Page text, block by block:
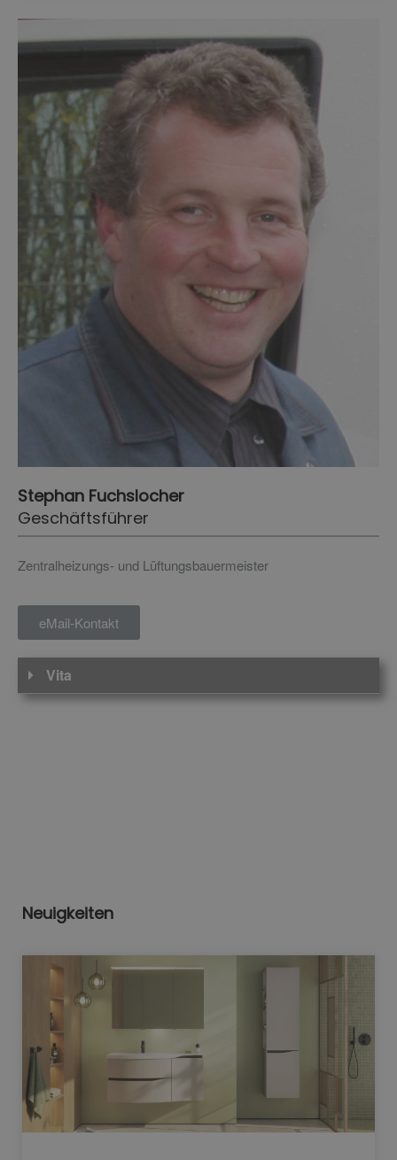
Stephan Fuchslocher
Geschäftsführer
Zentralheizungs- und Lüftungsbauermeister
eMail-Kontakt
Vita
Neuigkeiten